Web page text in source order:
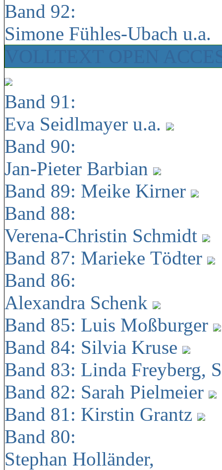
Band 92:
Simone Fühles-Ubach u.a.
Band 91:
Eva Seidlmayer u.a.
Band 90:
Jan-Pieter Barbian
Band 89: Meike Kirner
Band 88:
Verena-Christin Schmidt
Band 87: Marieke Tödter
Band 86:
Alexandra Schenk
Band 85: Luis Moßburger
Band 84: Silvia Kruse
Band 83: Linda Freyberg,
Band 82: Sarah Pielmeier
Band 81: Kirstin Grantz
Band 80:
Stephan Holländer,